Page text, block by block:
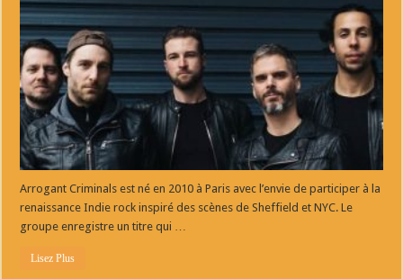
Arrogant Criminals est né en 2010 à Paris avec l’envie de participer à la
renaissance Indie rock inspiré des scènes de Sheffield et NYC. Le
groupe enregistre un titre qui …
Lisez Plus